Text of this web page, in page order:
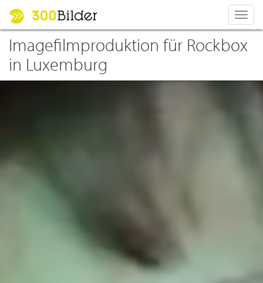
Imagefilmproduktion für Rockbox
in Luxemburg